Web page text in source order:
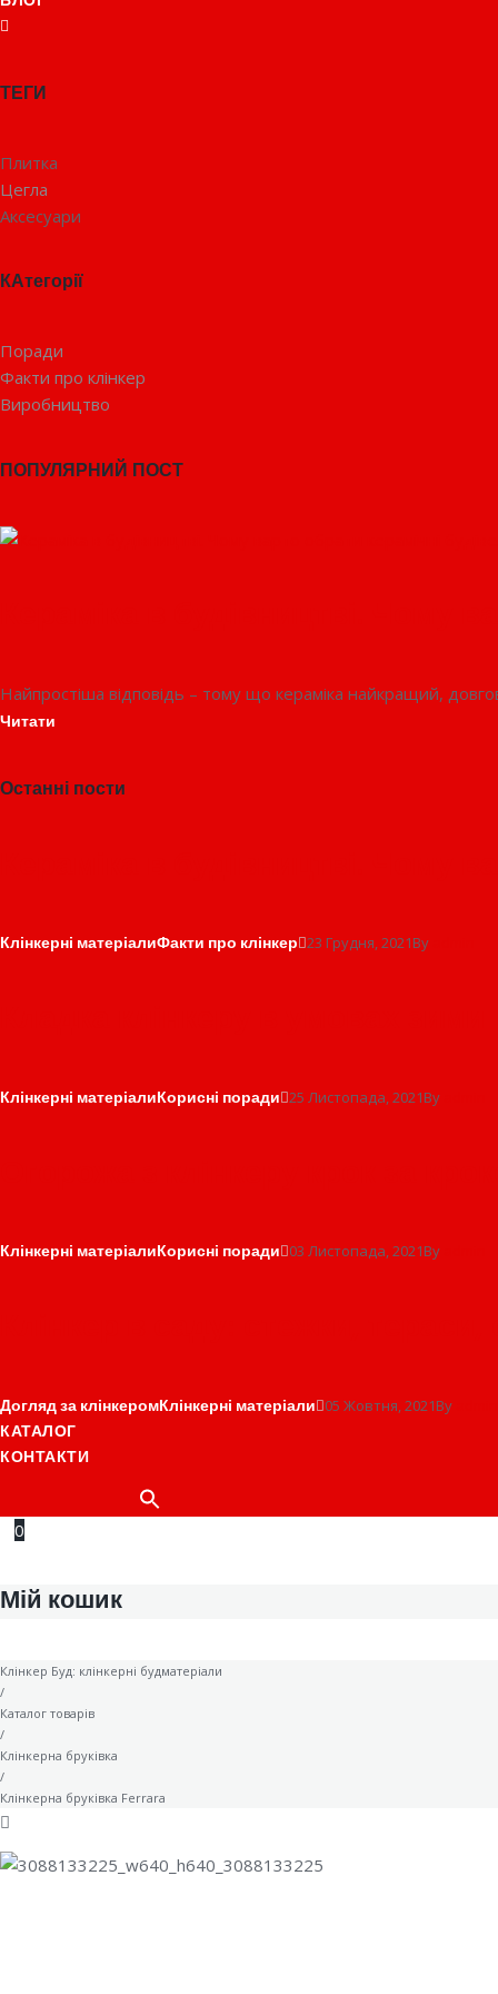
ТЕГИ
Плитка
Цегла
Аксесуари
КАтегорії
Поради
Факти про клінкер
Виробництво
ПОПУЛЯРНИЙ ПОСТ
Найпростіша відповідь – тому що кераміка найкращий,
Читати
Останні пости
Клінкерні матеріалиФакти про клінкер 23 Грудня, 2021By
Клінкерні матеріалиКорисні поради 25 Листопада, 2021By
Клінкерні матеріалиКорисні поради 03 Листопада, 2021By
Догляд за клінкеромКлінкерні матеріали 05 Жовтня, 2021By
КАТАЛОГ
КОНТАКТИ
0
Мій кошик
Клінкер Буд: клінкерні будматеріали
/
Каталог товарів
/
Клінкерна бруківка
/
Клінкерна бруківка Ferrara